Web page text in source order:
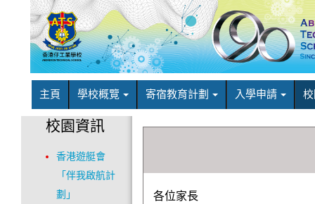
主頁 學校概覽 寄宿教育計劃 入學申請
各位家長
校園資訊
香港遊艇會
「伴我啟航計
劃」